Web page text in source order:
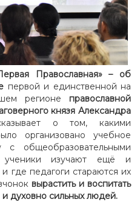
Православная» – об
первой и единственной на
регионе православной
князя Александра
о том, какими
организовано учебное
общеобразовательными
ученики изучают ещё и
где педагоги стараются их
вырастить и воспитать
духовно сильных людей.